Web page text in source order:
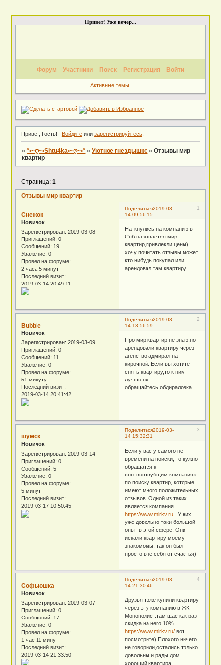
Привет! Уже вечер...
Форум Участники Поиск Регистрация Войти
Активные темы
Привет, Гость! Войдитеили зарегистрируйтесь.
»°•~ღ~•Shtu4ka•~ღ~•° »Уютное гнездышко »Отзывы мир
квартир
Отзывы мир квартир
Страница:1
Поделиться 1
2019-03-
14 09:56:15
Снежок
Новичок
Зарегистрирован: 2019-03-08
Приглашений: 0
Сообщений: 19
Уважение: 0
Провел на форуме:
2 часа 5 минут
Последний визит:
2019-03-14 20:49:11
Наткнулись на компанию в
Спб называется мир
квартир,привлекли цены)
хочу почитать отзывы.может
кто нибудь покупал или
арендовал там квартиру
Поделиться 2
2019-03-
14 13:56:59
Bubble
Новичок
Зарегистрирован: 2019-03-09
Приглашений: 0
Сообщений: 11
Уважение: 0
Провел на форуме:
51 минуту
Последний визит:
2019-03-14 20:41:42
Про мир квартир не знаю,но
арендовали квартиру через
агенство адмирал на
кирочной. Если вы хотите
снять квартиру,то к ним
лучше не
обращайтесь,обдираловка
Поделиться 3
2019-03-
14 15:32:31
шумок
Новичок
Зарегистрирован: 2019-03-14
Приглашений: 0
Сообщений: 5
Уважение: 0
Провел на форуме:
5 минут
Последний визит:
2019-03-17 10:50:45
Если у вас у самого нет
времени на поиски, то нужно
обращатся к
соотвествубщим компаниях
по поиску квартир, которые
имеют много положительных
отзывов. Одной из таких
является компания
https://www.mirkv.ru . У них
уже довольно таки большой
опыт в этой сфере. Они
искали квартиру моему
знакомомы, так он был
просто вне себя от счастья)
Поделиться 4
2019-03-
14 21:30:46
Софьюшка
Новичок
Зарегистрирован: 2019-03-07
Приглашений: 0
Сообщений: 17
Уважение: 0
Провел на форуме:
1 час 11 минут
Последний визит:
2019-03-14 21:33:50
Друзья тоже купили квартиру
через эту компанию в ЖК
Монополист,там щас как раз
скидка на него 10%
https://www.mirkv.ru/ вот
посмотрите) Плохого ничего
не говорили,остались только
довольны и рады,дом
хороший,квартира